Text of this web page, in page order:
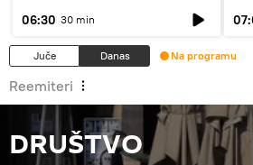
06:30 30 min
Juče Danas Na programu
Reemiteri
DRUŠTVO